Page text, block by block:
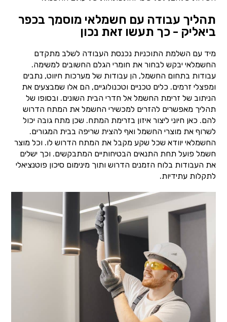
תהליך עבודה עם חשמלאי מוסמך בכפר
ביאליק - כך תעשו זאת נכון
מיד עם השלמת התוכניות נכנסת העבודה לשלב מתקדם
החשמלאי יבקש לבחור את חומרי הגלם החשובים למשימה.
עבודות בתחום החשמל, הן עבודות של מערכות חיווט, נתבים
ומפצלי זרמים. כלים טכניים וטכנולוגיים, הם אלו שמבצעים את
הניתוב של זרימת החשמל אל חדרי הבית השונים. ובסופו של
תהליך מאפשרים להזרים למכשירי החשמל את המתח הדרוש
להם. כאן חיוני ליצור איזון בזרימת המתח. שכן מתח גובה יכול
לשרוף את מוצרי החשמל ואף להצית שריפה בבית המגורים.
החשמלאי יוודא שכל שקע מקבל את המתח הדרוש לו. וכל מוצר
חשמל פועל תחת התנאים הבטיחותיים המתבקשים. וכך ישלים
את העבודות בלוח הזמנים הדרוש ותוך מינימום סיכון פוטנציאלי
לתקלות עתידיות.